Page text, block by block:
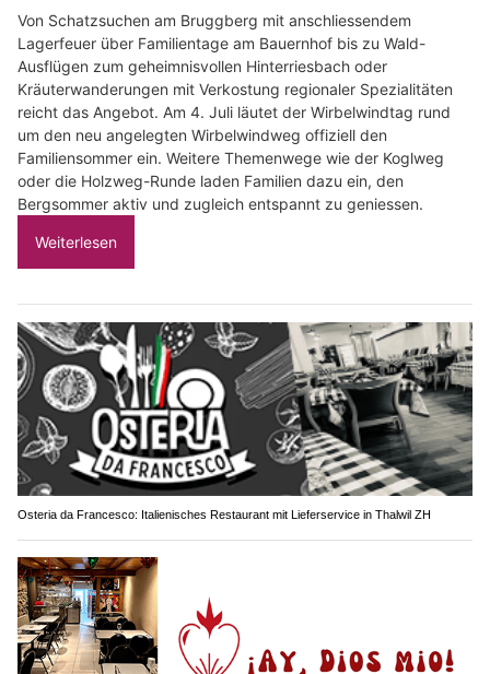
Von Schatzsuchen am Bruggberg mit anschliessendem
Lagerfeuer über Familientage am Bauernhof bis zu Wald-
Ausflügen zum geheimnisvollen Hinterriesbach oder
Kräuterwanderungen mit Verkostung regionaler Spezialitäten
reicht das Angebot. Am 4. Juli läutet der Wirbelwindtag rund
um den neu angelegten Wirbelwindweg offiziell den
Familiensommer ein. Weitere Themenwege wie der Koglweg
oder die Holzweg-Runde laden Familien dazu ein, den
Bergsommer aktiv und zugleich entspannt zu geniessen.
Weiterlesen
Osteria da Francesco: Italienisches Restaurant mit Lieferservice in Thalwil ZH